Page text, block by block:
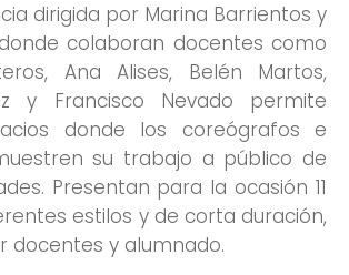
dirigida por Marina Barrientos y
colaboran docentes como
Ana Alises, Belén Martos,
y Francisco Nevado permite
donde los coreógrafos e
su trabajo a público de
Presentan para la ocasión 11
estilos y de corta duración,
docentes y alumnado.